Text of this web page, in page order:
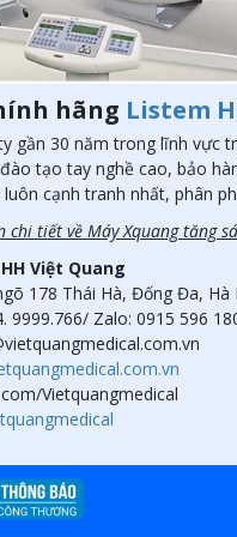
hãng Listem
gần 30 năm trong lĩnh vực
tạo tay nghề cao, bảo
luôn cạnh tranh nhất, phân
chi tiết về Máy Xquang tăng
Việt Quang
178 Thái Hà, Đống Đa, Hà
9999.766/ Zalo: 0915 596
Vietquangmedical